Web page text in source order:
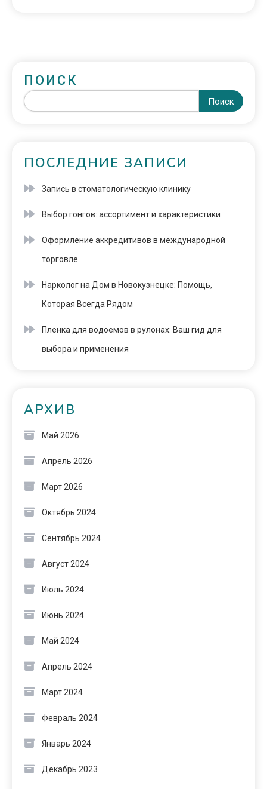
ПОИСК
Поиск
ПОСЛЕДНИЕ ЗАПИСИ
Запись в стоматологическую клинику
Выбор гонгов: ассортимент и характеристики
Оформление аккредитивов в международной
торговле
Нарколог на Дом в Новокузнецке: Помощь,
Которая Всегда Рядом
Пленка для водоемов в рулонах: Ваш гид для
выбора и применения
АРХИВ
Май 2026
Апрель 2026
Март 2026
Октябрь 2024
Сентябрь 2024
Август 2024
Июль 2024
Июнь 2024
Май 2024
Апрель 2024
Март 2024
Февраль 2024
Январь 2024
Декабрь 2023